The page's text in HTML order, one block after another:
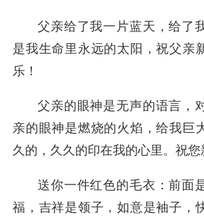
父亲给了我一片蓝天，给了
是我生命里永远的太阳，祝父亲
乐！
父亲的眼神是无声的语言，
亲的眼神是燃烧的火焰，给我巨
久的，久久的印在我的心里。祝您
送你一件红色的毛衣：前面
福，吉祥是领子，如意是袖子，